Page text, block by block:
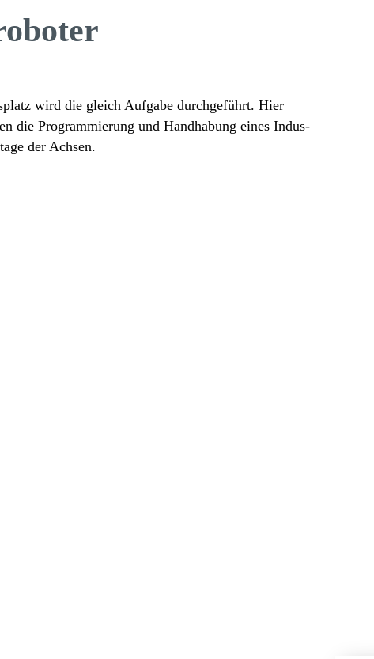
wird die gleich Aufgabe durch­ge­führt. Hier
die Program­mie­rung und Hand­ha­bung eines Indus­
der Achsen.